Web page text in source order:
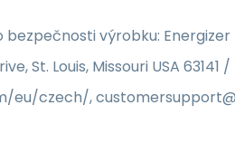
výrobku: Energizer
St. Louis, Missouri USA 63141 /
eu/czech/,